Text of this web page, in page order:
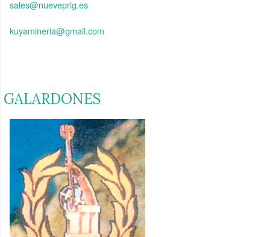
sales@nueveprig.es
kuyamineria@gmail.com
GALARDONES